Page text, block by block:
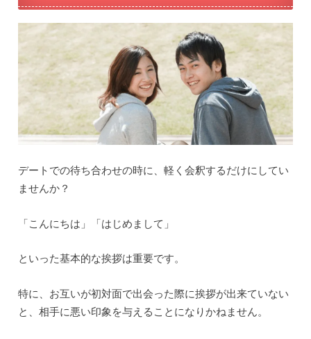
デートでの待ち合わせの時に、軽く会釈するだけにしてい
ませんか？
「こんにちは」「はじめまして」
といった基本的な挨拶は重要です。
特に、お互いが初対面で出会った際に挨拶が出来ていない
と、相手に悪い印象を与えることになりかねません。